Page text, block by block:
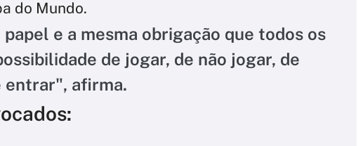
do Mundo.
e a mesma obrigação que todos os
de jogar, de não jogar, de
entrar", afirma.